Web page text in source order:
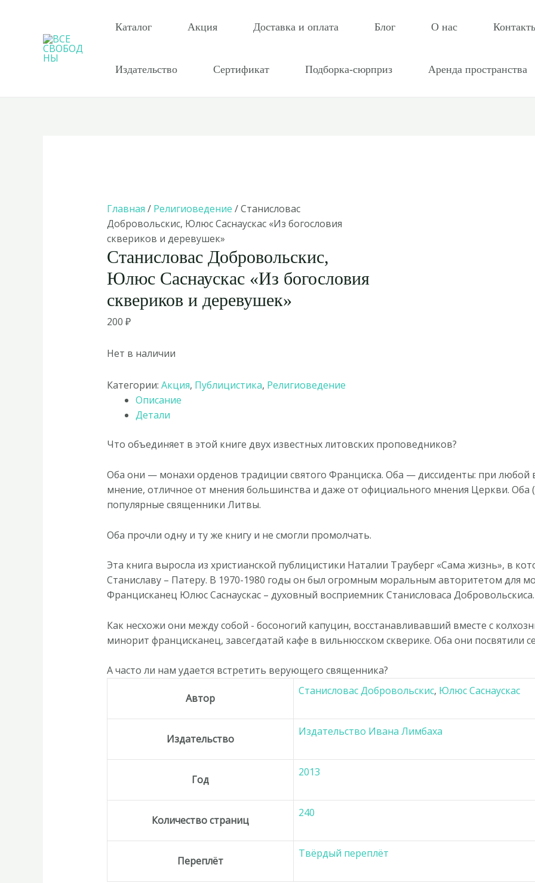
содержимому
Каталог Акция Доставка и оплата Блог О нас
Издательство Сертификат Подборка-сюрприз Аренда пространства
Главная / Религиоведение / Станисловас
Добровольскис, Юлюс Саснаускас «Из богословия
сквериков и деревушек»
Станисловас Добровольскис,
Юлюс Саснаускас «Из богословия
сквериков и деревушек»
200 ₽
Нет в наличии
Категории: Акция, Публицистика, Религиоведение
Описание
Детали
Что объединяет в этой книге двух известных литовских проповедников?
Оба они — монахи орденов традиции святого Франциска. Оба — диссиденты: при любой
мнение, отличное от мнения большинства и даже от официального мнения Церкви.
популярные священники Литвы.
Оба прочли одну и ту же книгу и не смогли промолчать.
Эта книга выросла из христианской публицистики Наталии Трауберг «Сама жизнь», в
Станиславу – Патеру. В 1970-1980 годы он был огромным моральным авторитетом для
Францисканец Юлюс Саснаускас – духовный восприемник Станисловаса Добровольскиса.
Как несхожи они между собой - босоногий капуцин, восстанавливавший вместе с
минорит францисканец, завсегдатай кафе в вильнюсском скверике. Оба они посвятили
А часто ли нам удается встретить верующего священника?
Автор
Станисловас Добровольскис, Юлюс Саснаускас
Издательство
Издательство Ивана Лимбаха
Год
2013
Количество страниц
240
Переплёт
Твёрдый переплёт